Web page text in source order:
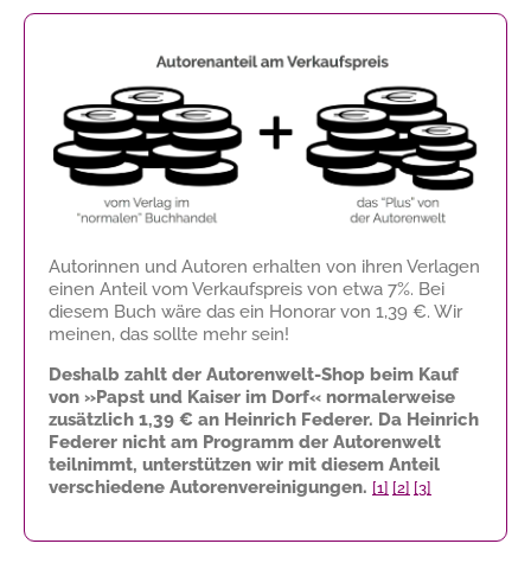
Autorinnen und Autoren erhalten von ihren Verlagen
einen Anteil vom Verkaufspreis von etwa 7%. Bei
diesem Buch wäre das ein Honorar von 1,39 €. Wir
meinen, das sollte mehr sein!
Deshalb zahlt der Autorenwelt-Shop beim Kauf
von »Papst und Kaiser im Dorf« normalerweise
zusätzlich 1,39 € an Heinrich Federer. Da Heinrich
Federer nicht am Programm der Autorenwelt
teilnimmt, unterstützen wir mit diesem Anteil
verschiedene Autorenvereinigungen. [1] [2] [3]